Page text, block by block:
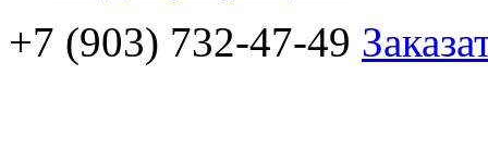
+7 (903) 732-47-49